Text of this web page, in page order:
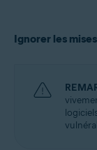
Ignorer les